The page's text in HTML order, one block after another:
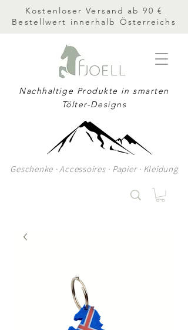
Kostenloser Versand ab 90 €
Bestellwert innerhalb Österreichs
Geschenke · Accessoires · Papier · Kleidung
Nachhaltige Produkte in smarten
Tölter-Designs